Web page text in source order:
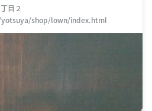
目２
shop/lown/index.html